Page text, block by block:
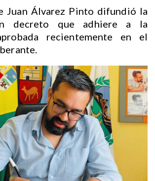
Juan Álvarez Pinto difundió la
decreto que adhiere a la
recientemente en el